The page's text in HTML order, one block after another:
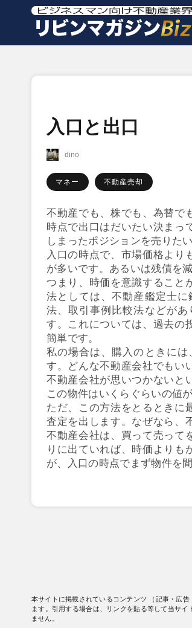
入口と出口
dino
マネー 不動産売却
不動産でも、株でも、為替で
時点で出口はだいたい決まっ
しまったポジションを売りた
入口の時点で、市場価格より
が多いです。あるいは残債を
つまり、時価を意識すること
法としては、不動産鑑定士
法、取引事例比較法などが
す。これについては、過去の
簡単です。
私の場合は、購入のときに
す。どんな不動産会社でもい
不動産会社が思いつかないと
この物件はいくらぐらいの値
ただ、この方法をとるときに
査定を出します。なぜなら、
不動産会社は、買って売って
りに出ていれば、時価よりも
が、入口の時点でまず物件を
本サイトに掲載されているコンテンツ （記事・広
ます。引用する場合は、リンクを貼る等して当サ
ません。